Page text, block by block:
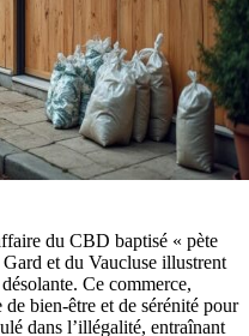
du CBD baptisé « pète
et du Vaucluse illustrent
Ce commerce,
bien-être et de sérénité pour
dans l’illégalité, entraînant